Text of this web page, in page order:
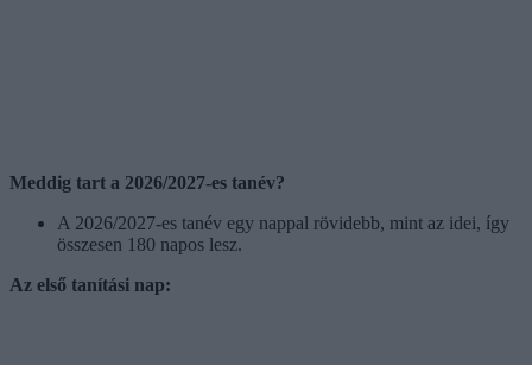
Meddig tart a 2026/2027-es tanév?
A 2026/2027-es tanév egy nappal rövidebb, mint az idei, így
összesen 180 napos lesz.
Az első tanítási nap: